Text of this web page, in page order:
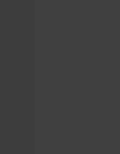
pour traverser
année après
tu laisses simplement
la boutique officielle
au niveau supérieur.